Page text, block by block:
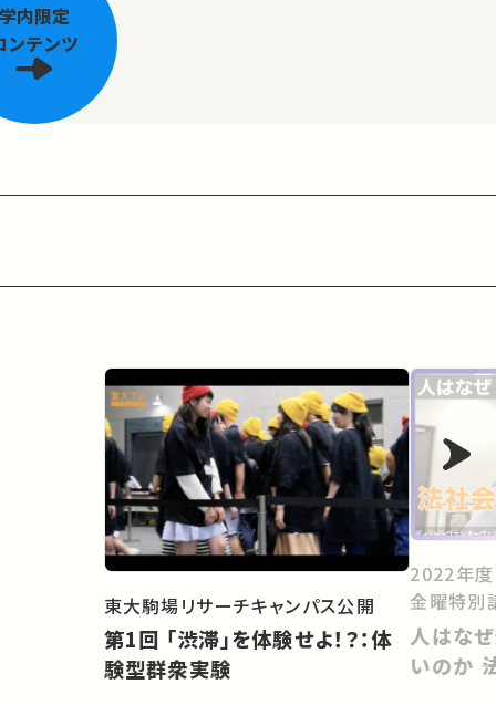
学内限定
ンテンツ
東大駒場リサーチキャンパス公開
第1回 「渋滞」を体験せよ！？：体
験型群衆実験
2022年度
金曜特別
人はな
いのか